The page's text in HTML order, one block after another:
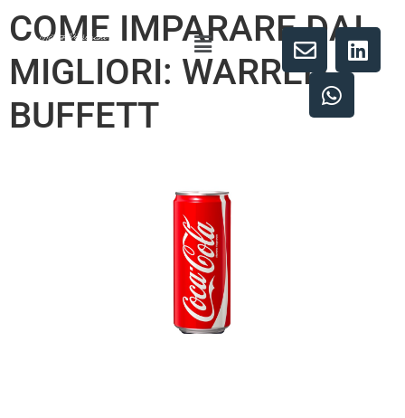
COME IMPARARE DAI
MIGLIORI: WARREN
BUFFETT